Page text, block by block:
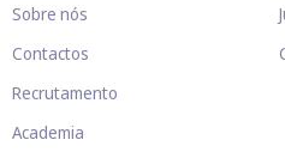
Sobre nós
Contactos
Recrutamento
Academia